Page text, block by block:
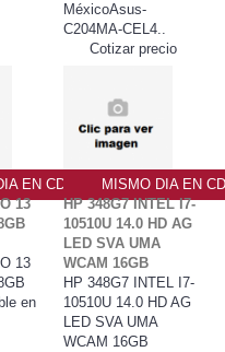
MéxicoAsus-
C204MA-CEL4..
Cotizar precio
EN CDMX
13
13
en
MISMO DIA EN
HP 348G7 INTEL I7-
10510U 14.0 HD AG
LED SVA UMA
WCAM 16GB
HP 348G7 INTEL I7-
10510U 14.0 HD AG
LED SVA UMA
WCAM 16GB